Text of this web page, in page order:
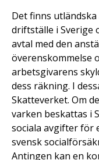
Det finns
driftställe i Sverige
avtal med den
överenskommelse
arbetsgivarens
dess räkning. I
Skatteverket. Om
varken beskattas i
sociala avgifter för
svensk
Antingen kan en